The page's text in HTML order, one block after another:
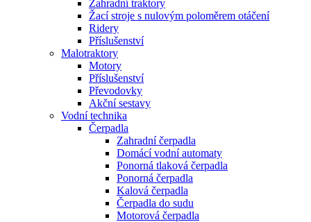
Zahradní traktory
Žací stroje s nulovým poloměrem otáčení
Ridery
Příslušenství
Malotraktory
Motory
Příslušenství
Převodovky
Akční sestavy
Vodní technika
Čerpadla
Zahradní čerpadla
Domácí vodní automaty
Ponorná tlaková čerpadla
Ponorná čerpadla
Kalová čerpadla
Čerpadla do sudu
Motorová čerpadla